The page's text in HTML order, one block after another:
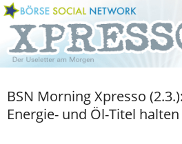
BSN Morning Xpresso
Energie- und Öl-Titel